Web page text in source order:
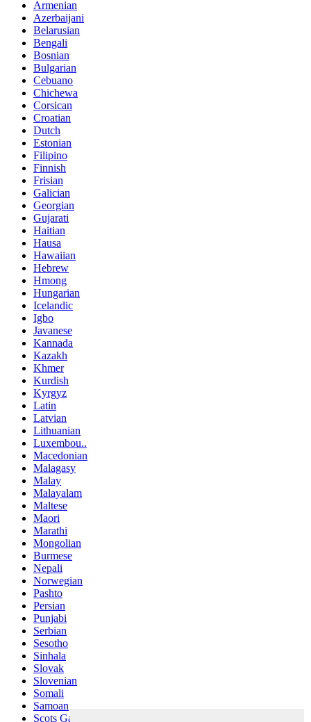
Armenian
Azerbaijani
Belarusian
Bengali
Bosnian
Bulgarian
Cebuano
Chichewa
Corsican
Croatian
Dutch
Estonian
Filipino
Finnish
Frisian
Galician
Georgian
Gujarati
Haitian
Hausa
Hawaiian
Hebrew
Hmong
Hungarian
Icelandic
Igbo
Javanese
Kannada
Kazakh
Khmer
Kurdish
Kyrgyz
Latin
Latvian
Lithuanian
Luxembou..
Macedonian
Malagasy
Malay
Malayalam
Maltese
Maori
Marathi
Mongolian
Burmese
Nepali
Norwegian
Pashto
Persian
Punjabi
Serbian
Sesotho
Sinhala
Slovak
Slovenian
Somali
Samoan
Scots Gaelic